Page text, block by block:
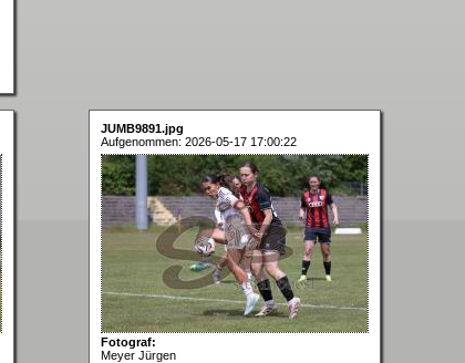
JUMB9891.jpg
Aufgenommen: 2026-05-17 17:00:22
Fotograf:
Meyer Jürgen